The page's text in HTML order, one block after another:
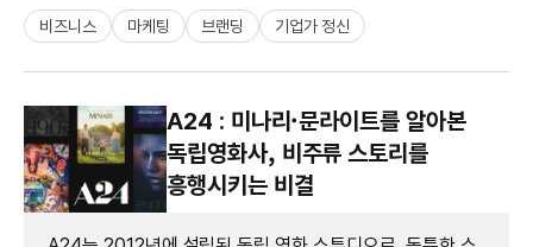
비즈니스 마케팅 브랜딩 기업가 정신
A24 : 미나리·문라이트를 알아본
독립영화사, 비주류 스토리를
흥행시키는 비결